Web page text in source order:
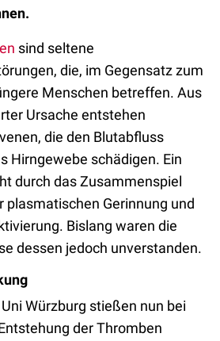
sind seltene
die, im Gegensatz zum
Menschen betreffen. Aus
Ursache entstehen
die den Blutabfluss
Hirngewebe schädigen. Ein
durch das Zusammenspiel
plasmatischen Gerinnung und
Bislang waren die
dessen jedoch unverstanden.
Würzburg stießen nun bei
der Thromben